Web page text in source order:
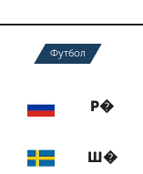
Футбол
Р�
Ш�